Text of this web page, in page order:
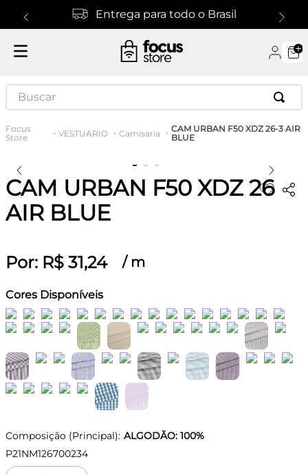
Entrega para todo o Brasil
Buscar
VESTUÁRIO Camisaria
CAM URBAN F50 XDZ 26-3 AIR
BLUE
CAM URBAN F50 XDZ 26-3
AIR BLUE
Por: R$ 31,24 / m
Cores Disponíveis
Composição (Principal): ALGODÃO: 100%
P21NM126700234